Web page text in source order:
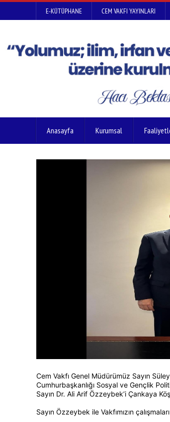
E-KÜTÜPHANE CEM VAKFI YAYINLARI
Anasayfa Kurumsal
Cem Vakfı Genel Müdürümüz Sayın
Cumhurbaşkanlığı Sosyal ve Gençlik
Sayın Dr. Ali Arif Özzeybek’i Çankaya
Sayın Özzeybek ile Vakfımızın